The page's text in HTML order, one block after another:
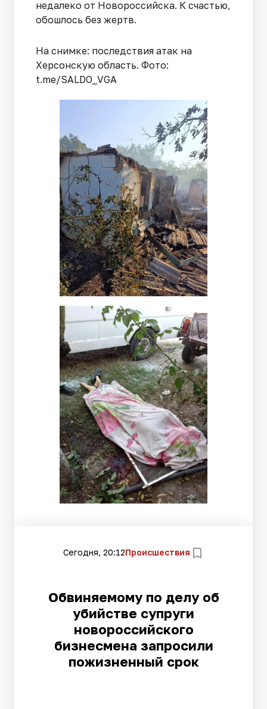
недалеко от Новороссийска. К счастью,
обошлось без жертв.
На снимке: последствия атак на
Херсонскую область. Фото:
t.me/SALDO_VGA
Сегодня, 20:12Происшествия
Обвиняемому по делу об
убийстве супруги
новороссийского
бизнесмена запросили
пожизненный срок